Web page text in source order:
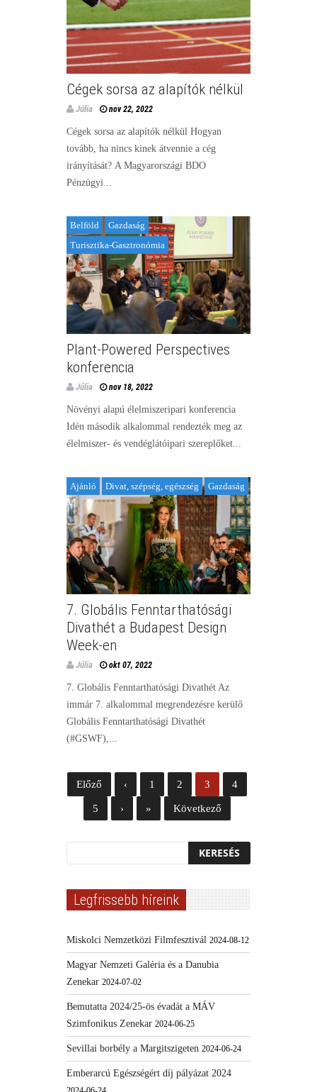
Cégek sorsa az alapítók nélkül
Júlia nov 22, 2022
Cégek sorsa az alapítók nélkül Hogyan
tovább, ha nincs kinek átvennie a cég
irányítását? A Magyarországi BDO
Pénzügyi...
Belföld
Gazdaság
Turisztika-Gasztronómia
Plant-Powered Perspectives
konferencia
Júlia nov 18, 2022
Növényi alapú élelmiszeripari konferencia
Idén második alkalommal rendezték meg az
élelmiszer- és vendéglátóipari szereplőket...
Ajánló Divat, szépség, egészség Gazdaság
7. Globális Fenntarthatósági
Divathét a Budapest Design
Week-en
Júlia okt 07, 2022
7. Globális Fenntarthatósági Divathét Az
immár 7. alkalommal megrendezésre kerülő
Globális Fenntarthatósági Divathét
(#GSWF),...
Előző ‹ 1 2 3 4
5 › » Következő
Legfrissebb híreink
Miskolci Nemzetközi Filmfesztivál 2024-08-12
Magyar Nemzeti Galéria és a Danubia
Zenekar 2024-07-02
Bemutatta 2024/25-ös évadát a MÁV
Szimfonikus Zenekar 2024-06-25
Sevillai borbély a Margitszigeten 2024-06-24
Emberarcú Egészségért díj pályázat 2024